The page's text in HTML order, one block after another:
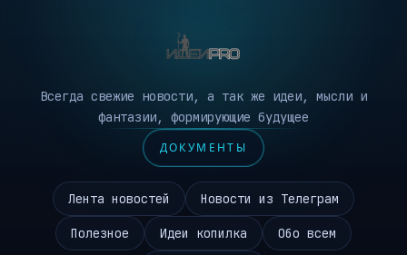
Всегда свежие новости, а так же идеи, мысли и
фантазии, формирующие будущее
ДОКУМЕНТЫ
Лента новостей Новости из Телеграм
Полезное Идеи копилка Обо всем